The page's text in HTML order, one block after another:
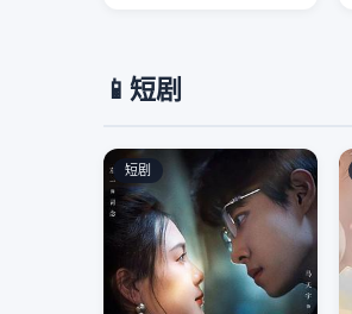
📱 短剧
短剧